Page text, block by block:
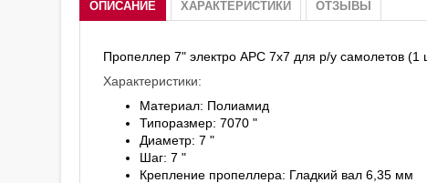
ОПИСАНИЕ ХАРАКТЕРИСТИКИ ОТЗЫВЫ
Пропеллер 7" электро APC 7x7 для р/у самолетов (1
Характеристики:
Материал: Полиамид
Типоразмер: 7070 "
Диаметр: 7 "
Шаг: 7 "
Крепление пропеллера: Гладкий вал 6,35 мм